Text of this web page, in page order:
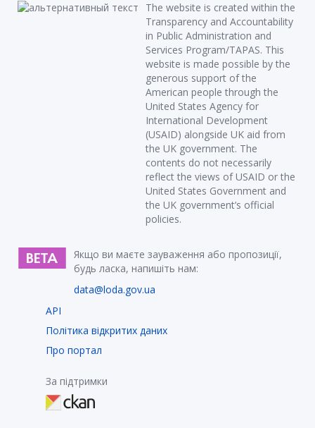
The website is created within the
Transparency and Accountability
in Public Administration and
Services Program/TAPAS. This
website is made possible by the
generous support of the
American people through the
United States Agency for
International Development
(USAID) alongside UK aid from
the UK government. The
contents do not necessarily
reflect the views of USAID or the
United States Government and
the UK government’s official
policies.
Якщо ви маєте зауваження або пропозиції,
будь ласка, напишіть нам:
data@loda.gov.ua
API
Політика відкритих даних
Про портал
За підтримки